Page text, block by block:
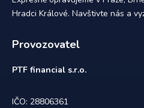
Hradci Králové. Navštivte nás a
Provozovatel
PTF financial s.r.o.
IČO: 28806361